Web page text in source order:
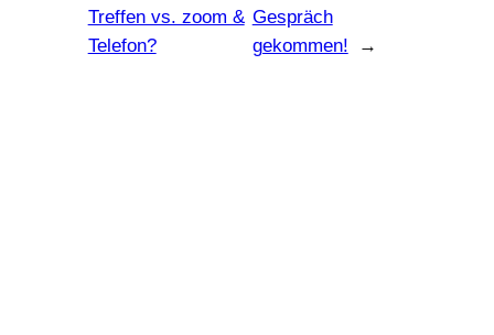
Treffen vs. zoom &
Telefon?
Gespräch
gekommen!
→